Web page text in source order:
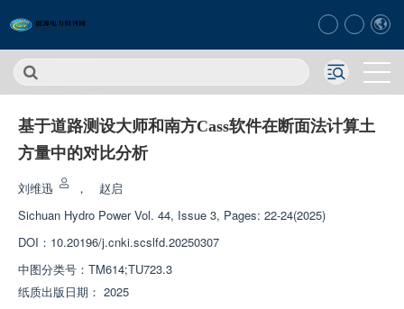
基于道路测设大师和南方Cass软件在断面法计算土
方量中的对比分析
刘维迅 ，
赵启
Sichuan Hydro Power Vol. 44, Issue 3, Pages: 22-24(2025)
DOI： 10.20196/j.cnki.scslfd.20250307
中图分类号： TM614;TU723.3
纸质出版日期： 2025